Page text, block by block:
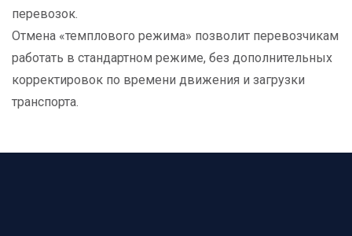
перевозок.
Отмена «темплового режима» позволит перевозчикам
работать в стандартном режиме, без дополнительных
корректировок по времени движения и загрузки
транспорта.